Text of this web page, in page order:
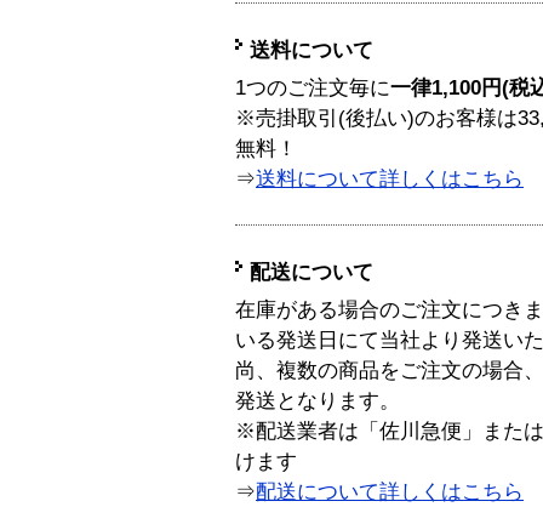
送料について
1つのご注文毎に一律1,100円(税
※売掛取引(後払い)のお客様は
無料！
⇒送料について詳しくはこちら
配送について
在庫がある場合のご注文につき
いる発送日にて当社より発送い
尚、複数の商品をご注文の場合
発送となります。
※配送業者は「佐川急便」また
けます
⇒配送について詳しくはこちら